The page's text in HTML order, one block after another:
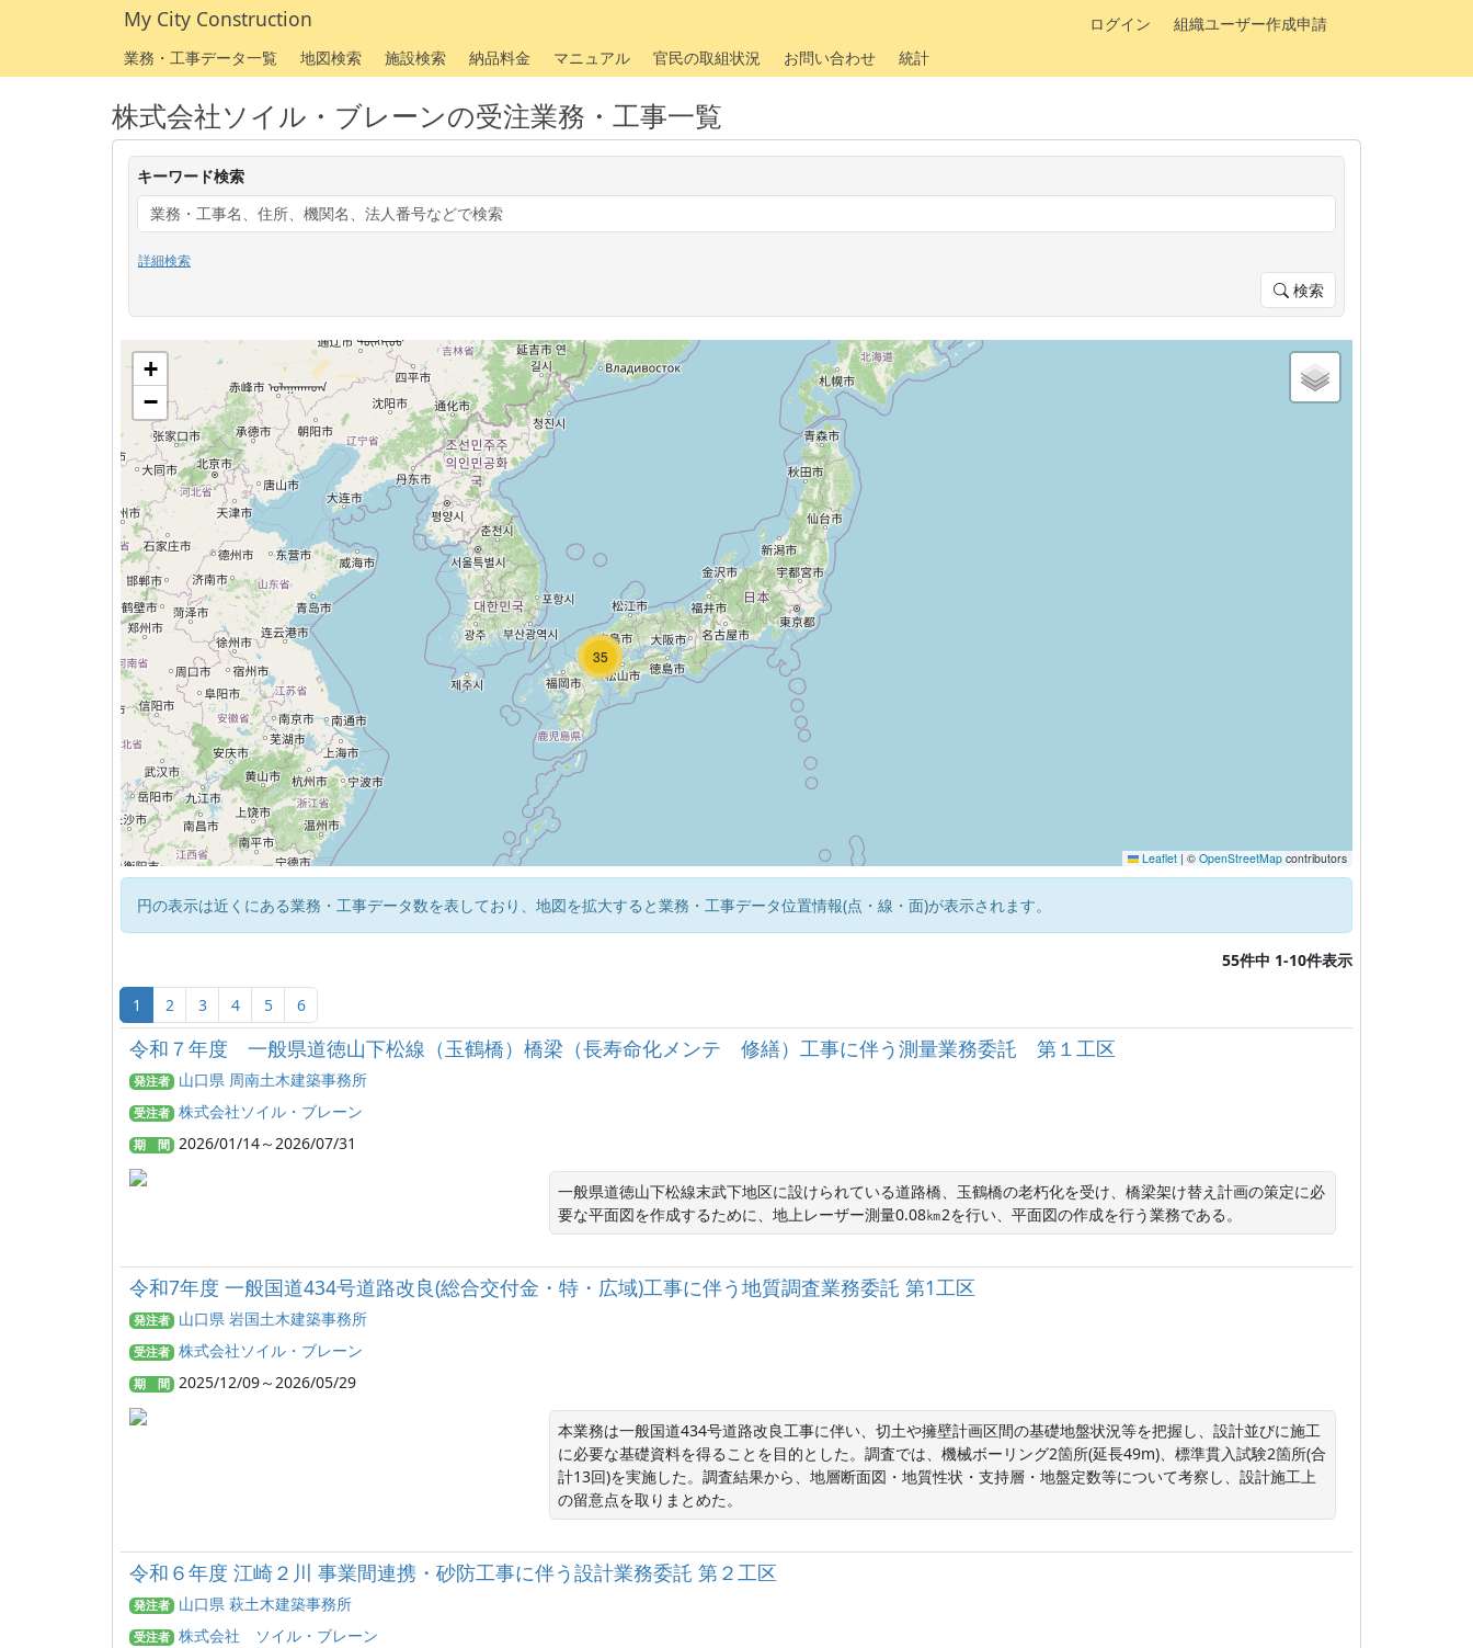
My City Construction ログイン
組織ユーザー作成申請
業務・工事データ一覧
地図検索 施設検索 納品料金 マニュアル 官民の取組状況 お問い合わせ 統計
株式会社ソイル・ブレーンの受注業務・工事一覧
キーワード検索
詳細検索
検索
13
35
66
+
−
Leaflet | © OpenStreetMap contributors
円の表示は近くにある業務・工事データ数を表しており、地図を拡大すると業務・工事データ位置情報(点・線・面)が表示されます。
55件中 1-10件表示
1 2 3 4 5 6
令和７年度 一般県道徳山下松線（玉鶴橋）橋梁（長寿命化メンテ 修繕）工事に伴う測量業務委託 第１工区
発注者 山口県 周南土木建築事務所
受注者 株式会社ソイル・ブレーン
期 間 2026/01/14～2026/07/31
一般県道徳山下松線末武下地区に設けられている道路橋、玉鶴橋の老朽化を受け、橋梁架け替え計画の策定に必
要な平面図を作成するために、地上レーザー測量0.08㎞2を行い、平面図の作成を行う業務である。
令和7年度 一般国道434号道路改良(総合交付金・特・広域)工事に伴う地質調査業務委託 第1工区
発注者 山口県 岩国土木建築事務所
受注者 株式会社ソイル・ブレーン
期 間 2025/12/09～2026/05/29
本業務は一般国道434号道路改良工事に伴い、切土や擁壁計画区間の基礎地盤状況等を把握し、設計並びに施工
に必要な基礎資料を得ることを目的とした。調査では、機械ボーリング2箇所(延長49m)、標準貫入試験2箇所(合
計13回)を実施した。調査結果から、地層断面図・地質性状・支持層・地盤定数等について考察し、設計施工上
の留意点を取りまとめた。
令和６年度 江崎２川 事業間連携・砂防工事に伴う設計業務委託 第２工区
発注者 山口県 萩土木建築事務所
受注者 株式会社 ソイル・ブレーン